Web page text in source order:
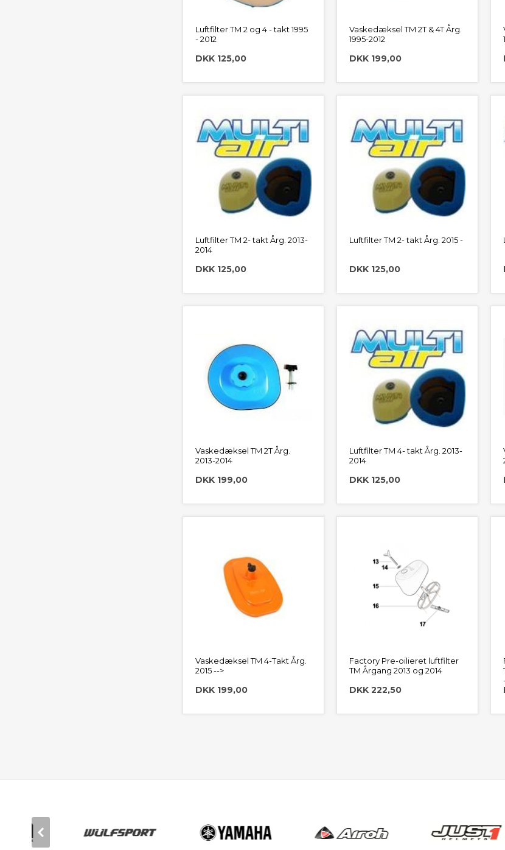
Luftfilter TM 2 og 4 - takt 1995
- 2012
DKK 125,00
Vaskedæksel TM 2T & 4T Årg.
1995-2012
DKK 199,00
Luftfilter TM 2- takt Årg. 2013-
2014
DKK 125,00
Luftfilter TM 2- takt Årg. 2015 -
DKK 125,00
Vaskedæksel TM 2T Årg.
2013-2014
DKK 199,00
Luftfilter TM 4- takt Årg. 2013-
2014
DKK 125,00
Vaskedæksel TM 4-Takt Årg.
2015 -->
DKK 199,00
Factory Pre-oilieret luftfilter
TM Årgang 2013 og 2014
DKK 222,50